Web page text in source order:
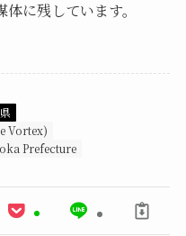
に残しています。
Vortex)
Prefecture